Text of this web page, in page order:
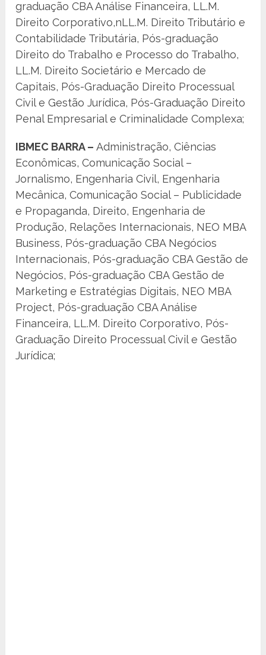
graduação CBA Análise Financeira, LL.M.
Direito Corporativo,nLL.M. Direito Tributário e
Contabilidade Tributária, Pós-graduação
Direito do Trabalho e Processo do Trabalho,
LL.M. Direito Societário e Mercado de
Capitais, Pós-Graduação Direito Processual
Civil e Gestão Jurídica, Pós-Graduação Direito
Penal Empresarial e Criminalidade Complexa;
IBMEC BARRA –Administração, Ciências
Econômicas, Comunicação Social –
Jornalismo, Engenharia Civil, Engenharia
Mecânica, Comunicação Social – Publicidade
e Propaganda, Direito, Engenharia de
Produção, Relações Internacionais, NEO MBA
Business, Pós-graduação CBA Negócios
Internacionais, Pós-graduação CBA Gestão de
Negócios, Pós-graduação CBA Gestão de
Marketing e Estratégias Digitais, NEO MBA
Project, Pós-graduação CBA Análise
Financeira, LL.M. Direito Corporativo, Pós-
Graduação Direito Processual Civil e Gestão
Jurídica;